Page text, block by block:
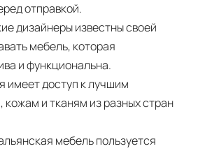
отправкой.
дизайнеры известны своей
мебель, которая
и функциональна.
имеет доступ к лучшим
и тканям из разных стран
мебель пользуется